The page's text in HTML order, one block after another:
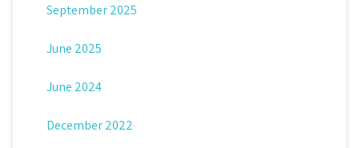
September 2025
June 2025
June 2024
December 2022